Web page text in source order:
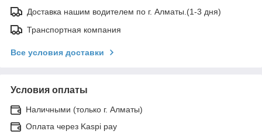
Доставка нашим водителем по г. Алматы.(1-3 дня)
Транспортная компания
Все условия доставки
Условия оплаты
Наличными (только г. Алматы)
Оплата через Kaspi pay